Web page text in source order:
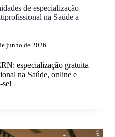
de especialização
na Saúde a
junho de 2026
especialização gratuita
na Saúde, online e
se!